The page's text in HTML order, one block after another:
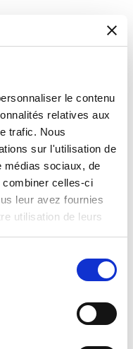
le contenu
relatives aux
trafic. Nous
sur l'utilisation de
médias sociaux, de
combiner celles-ci
leur avez fournies
utilisation de leurs